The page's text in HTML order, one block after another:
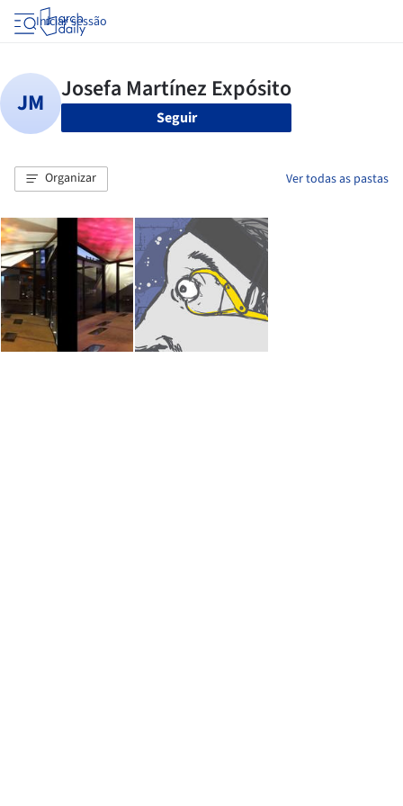
Iniciar sessão
Seguir
Organizar Ver todas as pastas